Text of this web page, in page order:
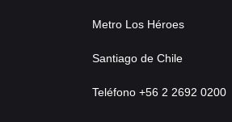
Metro Los Héroes
Santiago de Chile
Teléfono +56 2 2692 0200